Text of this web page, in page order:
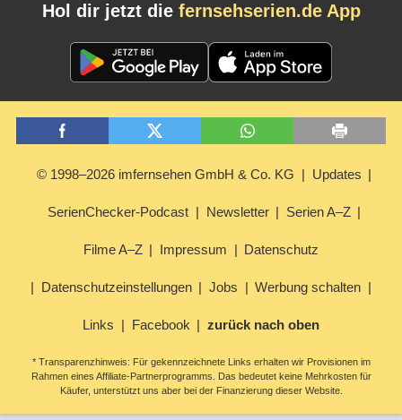
Hol dir jetzt die fernsehserien.de App
© 1998–2026 imfernsehen GmbH & Co. KG Updates
SerienChecker-Podcast Newsletter Serien A–Z
Filme A–Z Impressum Datenschutz
Datenschutzeinstellungen Jobs Werbung schalten
Links Facebook zurück nach oben
* Transparenzhinweis: Für gekennzeichnete Links erhalten wir Provisionen im
Rahmen eines Affiliate-Partnerprogramms. Das bedeutet keine Mehrkosten für
Käufer, unterstützt uns aber bei der Finanzierung dieser Website.